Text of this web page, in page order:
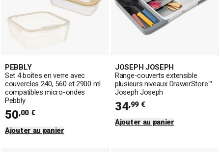
PEBBLY
Set 4 boîtes en verre avec
couvercles 240, 560 et 2900 ml
compatibles micro-ondes
Pebbly
50,00 €
Ajouter au panier
JOSEPH JOSEPH
Range-couverts extensible
plusieurs niveaux DrawerStore™
Joseph Joseph
34,99 €
Ajouter au panier